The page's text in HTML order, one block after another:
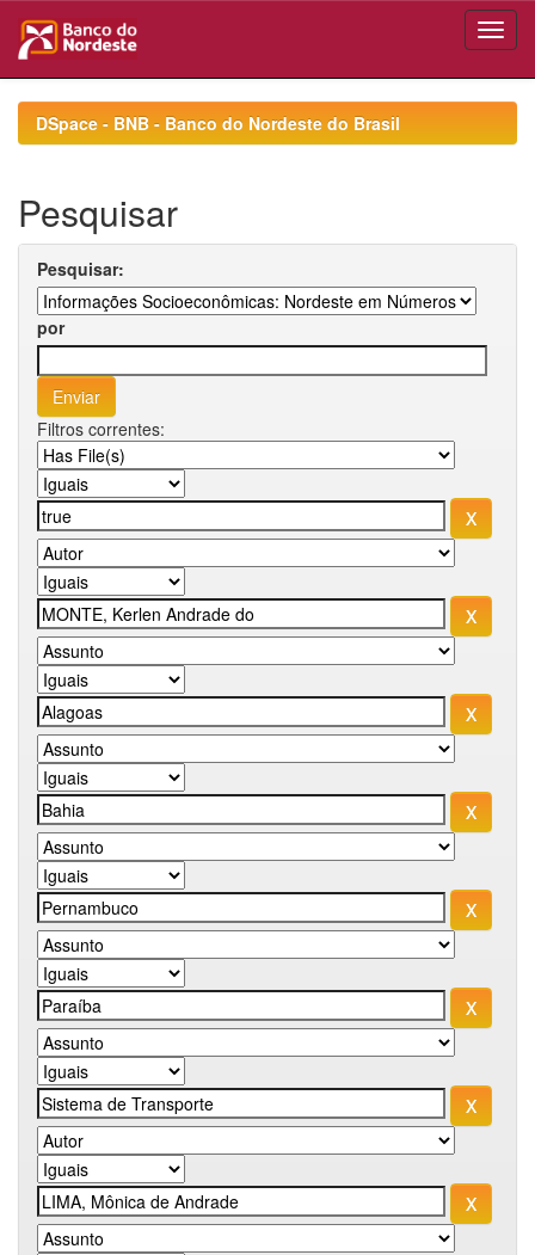
navigationDSpace - BNB - Banco do Nordeste do Brasil
Pesquisar
Pesquisar:
por
Filtros correntes: